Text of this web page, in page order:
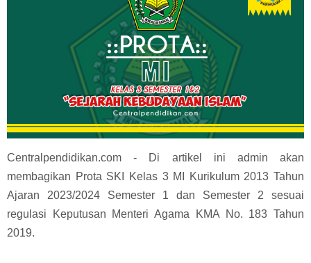
Centralpendidikan.com - Di artikel ini admin akan
membagikan Prota SKI Kelas 3 MI Kurikulum 2013 Tahun
Ajaran 2023/2024 Semester 1 dan Semester 2 sesuai
regulasi Keputusan Menteri Agama KMA No. 183 Tahun
2019.